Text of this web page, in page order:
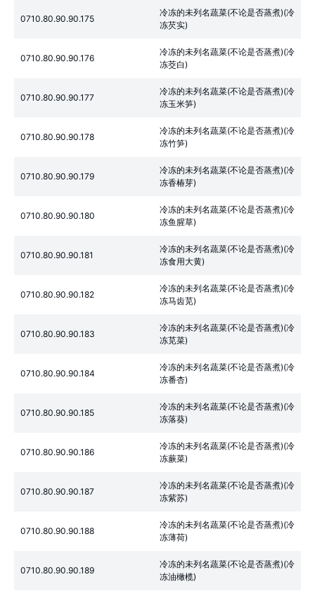
0710.80.90.90.175
冷冻的未列名蔬菜(不论是否蒸煮)(冷
冻芡实)
0710.80.90.90.176
冷冻的未列名蔬菜(不论是否蒸煮)(冷
冻茭白)
0710.80.90.90.177
冷冻的未列名蔬菜(不论是否蒸煮)(冷
冻玉米笋)
0710.80.90.90.178
冷冻的未列名蔬菜(不论是否蒸煮)(冷
冻竹笋)
0710.80.90.90.179
冷冻的未列名蔬菜(不论是否蒸煮)(冷
冻香椿芽)
0710.80.90.90.180
冷冻的未列名蔬菜(不论是否蒸煮)(冷
冻鱼腥草)
0710.80.90.90.181
冷冻的未列名蔬菜(不论是否蒸煮)(冷
冻食用大黄)
0710.80.90.90.182
冷冻的未列名蔬菜(不论是否蒸煮)(冷
冻马齿苋)
0710.80.90.90.183
冷冻的未列名蔬菜(不论是否蒸煮)(冷
冻苋菜)
0710.80.90.90.184
冷冻的未列名蔬菜(不论是否蒸煮)(冷
冻番杏)
0710.80.90.90.185
冷冻的未列名蔬菜(不论是否蒸煮)(冷
冻落葵)
0710.80.90.90.186
冷冻的未列名蔬菜(不论是否蒸煮)(冷
冻蕨菜)
0710.80.90.90.187
冷冻的未列名蔬菜(不论是否蒸煮)(冷
冻紫苏)
0710.80.90.90.188
冷冻的未列名蔬菜(不论是否蒸煮)(冷
冻薄荷)
0710.80.90.90.189
冷冻的未列名蔬菜(不论是否蒸煮)(冷
冻油橄榄)